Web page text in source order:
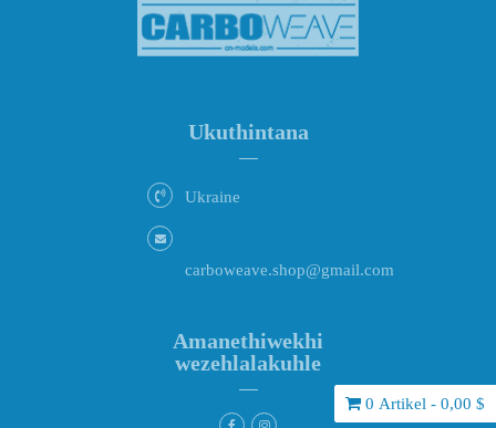
0 Artikel - 0,00 $
Ukuthintana
Ukraine
carboweave.shop@gmail.com
Amanethiwekhi
wezehlalakuhle